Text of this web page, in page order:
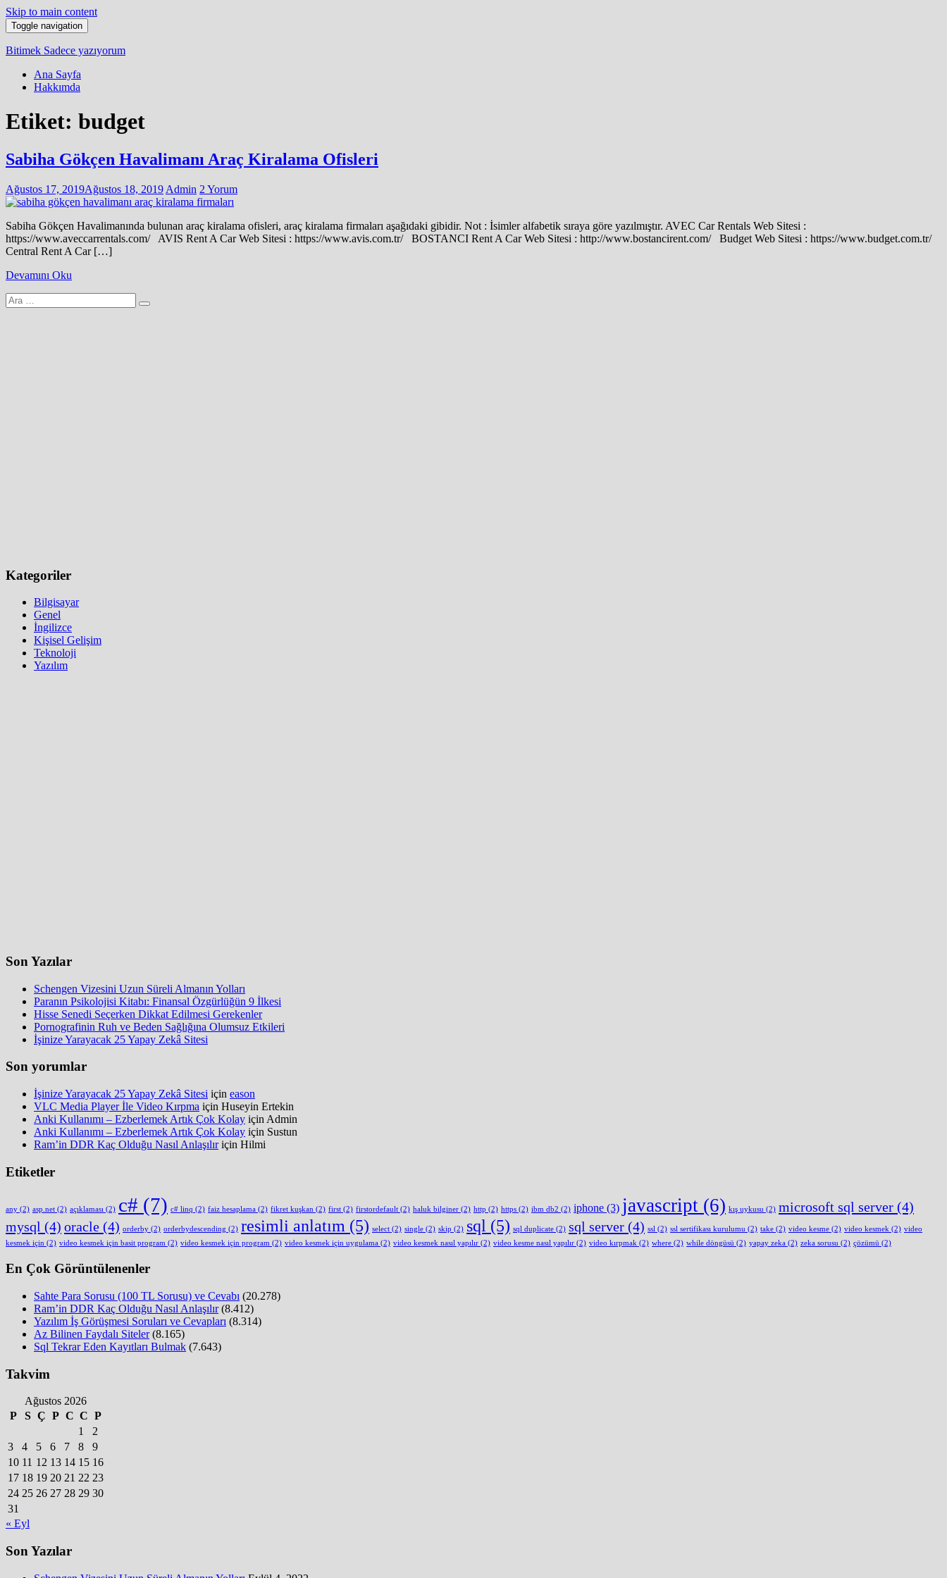
Skip to main content
Toggle navigation
Bitimek Sadece yazıyorum
Ana Sayfa
Hakkımda
Etiket: budget
Sabiha Gökçen Havalimanı Araç Kiralama Ofisleri
Ağustos 17, 2019Ağustos 18, 2019 Admin 2 Yorum
Sabiha Gökçen Havalimanında bulunan araç kiralama ofisleri, araç kiralama firmaları aşağıdaki gibidir. Not : İsimler alfabetik sıraya göre yazılmıştır. AVEC Car Rentals Web Sitesi :
https://www.aveccarrentals.com/ AVIS Rent A Car Web Sitesi : https://www.avis.com.tr/ BOSTANCI Rent A Car Web Sitesi : http://www.bostancirent.com/ Budget Web Sitesi : https://www.budget.com.tr/
Central Rent A Car […]
Devamını Oku
Arama
yap:
Kategoriler
Bilgisayar
Genel
İngilizce
Kişisel Gelişim
Teknoloji
Yazılım
Son Yazılar
Schengen Vizesini Uzun Süreli Almanın Yolları
Paranın Psikolojisi Kitabı: Finansal Özgürlüğün 9 İlkesi
Hisse Senedi Seçerken Dikkat Edilmesi Gerekenler
Pornografinin Ruh ve Beden Sağlığına Olumsuz Etkileri
İşinize Yarayacak 25 Yapay Zekâ Sitesi
Son yorumlar
İşinize Yarayacak 25 Yapay Zekâ Sitesi için eason
VLC Media Player İle Video Kırpma için Huseyin Ertekin
Anki Kullanımı – Ezberlemek Artık Çok Kolay için Admin
Anki Kullanımı – Ezberlemek Artık Çok Kolay için Sustun
Ram’in DDR Kaç Olduğu Nasıl Anlaşılıriçin Hilmi
Etiketler
any (2) asp.net (2) açıklaması (2) c# (7) c# linq (2) faiz hesaplama (2) fikret kuşkan (2) first (2) firstordefault (2) haluk bilginer (2) http (2) https (2) ibm db2 (2) iphone (3) javascript (6) kış uykusu (2) microsoft sql server (4)
mysql (4) oracle (4) orderby (2) orderbydescending (2) resimli anlatım (5) select (2) single (2) skip (2) sql (5) sql duplicate (2) sql server (4) ssl (2) ssl sertifikası kurulumu (2) take (2) video kesme (2) video kesmek (2) video
kesmek için (2) video kesmek için basit program (2) video kesmek için program (2) video kesmek için uygulama (2) video kesmek nasıl yapılır (2) video kesme nasıl yapılır (2) video kırpmak (2) where (2) while döngüsü (2) yapay zeka (2) zeka sorusu (2) çözümü (2)
En Çok Görüntülenenler
Sahte Para Sorusu (100 TL Sorusu) ve Cevabı (20.278)
Ram’in DDR Kaç Olduğu Nasıl Anlaşılır (8.412)
Yazılım İş Görüşmesi Soruları ve Cevapları (8.314)
Az Bilinen Faydalı Siteler (8.165)
Sql Tekrar Eden Kayıtları Bulmak (7.643)
Takvim
Ağustos 2026
P
S Ç P C C P
1
2
3
4 5 6 7 8
9
10 11 12 13 14 15 16
17 18 19 20 21 22 23
24 25 26 27 28 29 30
31
« Eyl
Son Yazılar